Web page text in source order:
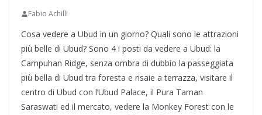
Fabio Achilli
Cosa vedere a Ubud in un giorno? Quali sono le attrazioni
più belle di Ubud? Sono 4 i posti da vedere a Ubud: la
Campuhan Ridge, senza ombra di dubbio la passeggiata
più bella di Ubud tra foresta e risaie a terrazza, visitare il
centro di Ubud con l’Ubud Palace, il Pura Taman
Saraswati ed il mercato, vedere la Monkey Forest con le